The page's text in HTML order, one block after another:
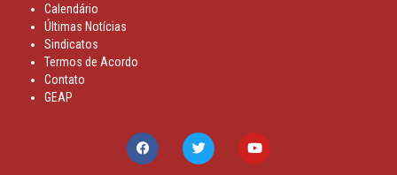
Calendário
Últimas Notícias
Sindicatos
Termos de Acordo
Contato
GEAP